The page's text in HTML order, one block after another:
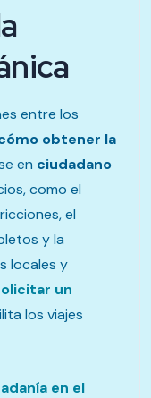
entre los
obtener la
en ciudadano
como el
el
y la
locales y
un
los viajes
en el